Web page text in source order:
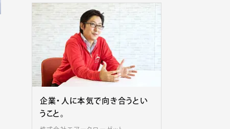
企業・人に本気で向き合うとい
うこと。